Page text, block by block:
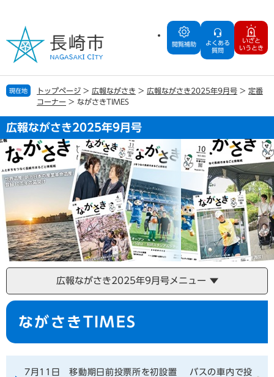
の
で
す
ー
ば
し
本
文
閲覧補助
よくある
質問
いざと
いうとき
現在地 トップページ > 広報ながさき > 広報ながさき2025年9月号 > 定番
コーナー > ながさきTIMES
広報ながさき2025年9月号
広報ながさき2025年9月号メニュー
本
ながさきTIMES
7月11日 移動期日前投票所を初設置 バスの車内で投